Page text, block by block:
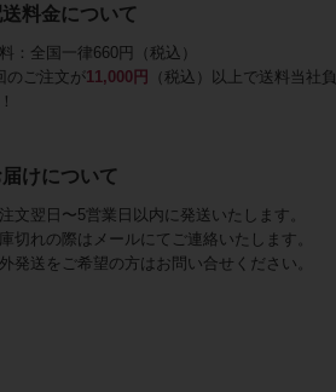
料金について
：全国一律660円（税込）
のご注文が11,000円
（税込）以上で送料当社負
けについて
文翌日〜5営業日以内に発送いたします。
切れの際はメールにてご連絡いたします。
発送をご希望の方はお問い合せください。